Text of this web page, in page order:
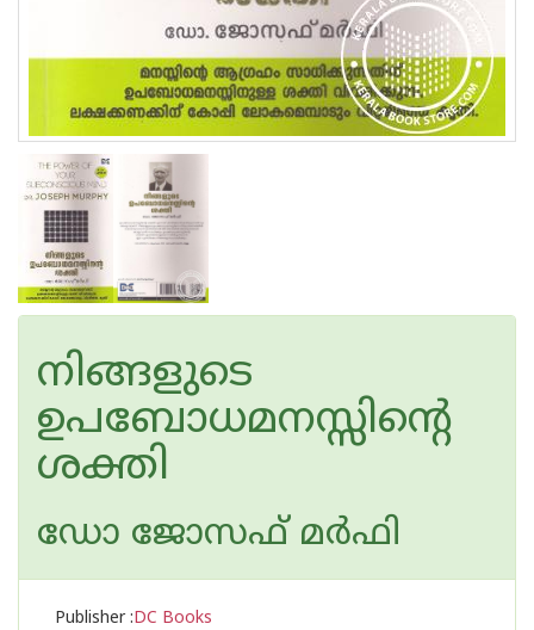
നിങ്ങളുടെ
ഉപബോധമനസ്സിന്റെ
ശക്തി
ഡോ ജോസഫ് മര്‍ഫി
Publisher :DC Books